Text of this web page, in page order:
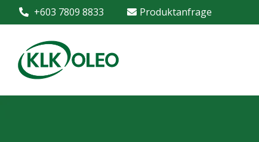
+603 7809 8833 Produktanfrage